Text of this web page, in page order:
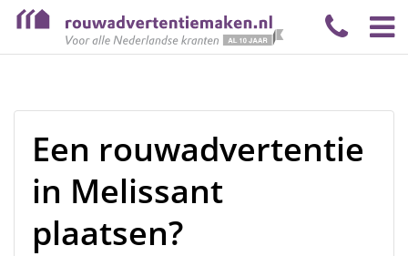
Een rouwadvertentie
in Melissant
plaatsen?